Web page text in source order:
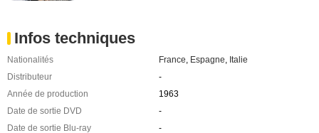
Infos techniques
Nationalités France Espagne Italie
Distributeur
-
Année de production
1963
Date de sortie DVD
-
Date de sortie Blu-ray
-